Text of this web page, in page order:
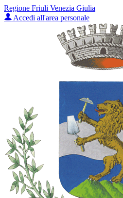
Regione Friuli Venezia Giulia
Accedi all'area personale